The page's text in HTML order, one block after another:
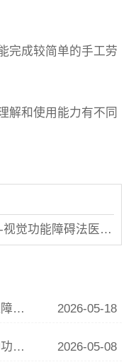
完成较简单的手工劳
解和使用能力有不同
下一篇：【司法鉴定技术规范】-视觉功能障碍法医学鉴定规范
【司法鉴定技术规范】-视觉功能障碍法医学鉴定规范 2026-05-18
【司法鉴定技术规范】-肢体运动功能评定 2026-05-08